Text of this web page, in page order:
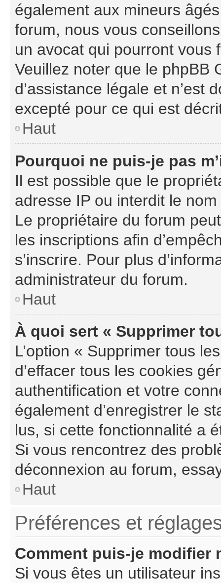
également aux mineurs
forum, nous vous
un avocat qui pourront vous
Veuillez noter que le phpBB
d’assistance légale et n’est
excepté pour ce qui est
Haut
Pourquoi ne puis-je pas
Il est possible que le
adresse IP ou interdit le
Le propriétaire du forum
les inscriptions afin
s’inscrire. Pour plus
administrateur du forum.
Haut
À quoi sert « Supprimer
L’option « Supprimer tous
d’effacer tous les cookies
authentification et votre
également d’enregistrer le
lus, si cette fonctionnalité a
Si vous rencontrez des
déconnexion au forum,
Haut
Préférences et
Comment puis-je modifier
Si vous êtes un utilisateur